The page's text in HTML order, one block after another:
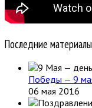
Последние материалы
Победы — 9
06 мая 2016